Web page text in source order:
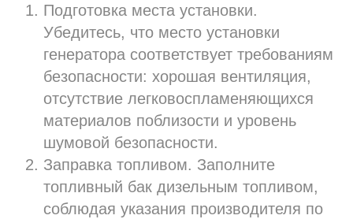
Подготовка места установки.
Убедитесь, что место установки
генератора соответствует требованиям
безопасности: хорошая вентиляция,
отсутствие легковоспламеняющихся
материалов поблизости и уровень
шумовой безопасности.
Заправка топливом. Заполните
топливный бак дизельным топливом,
соблюдая указания производителя по